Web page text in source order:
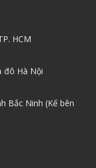
HCM
đô Hà Nội
Bắc Ninh (Kế bên